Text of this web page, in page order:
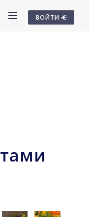
ВОЙТИ